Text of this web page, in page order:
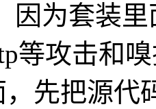
因为套装
等攻击和
，先把源代